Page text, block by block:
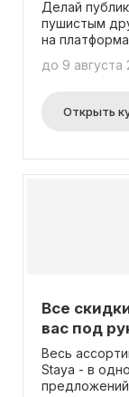
Делай
пушистым
на
получить
Информацию
до 9 августа
Открыть
Все
вас под
Весь
Staya - в